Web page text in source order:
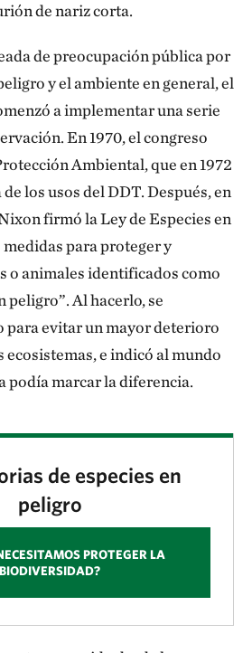
de nariz corta.
de preocupación pública por
y el ambiente en general, el
a implementar una serie
En 1970, el congreso
Ambiental, que en 1972
los usos del DDT. Después, en
firmó la Ley de Especies en
para proteger y
o animales identificados como
peligro”. Al hacerlo, se
para evitar un mayor deterioro
ecosistemas, e indicó al mundo
podía marcar la diferencia.
de especies en
peligro
PROTEGER LA
BIODIVERSIDAD?